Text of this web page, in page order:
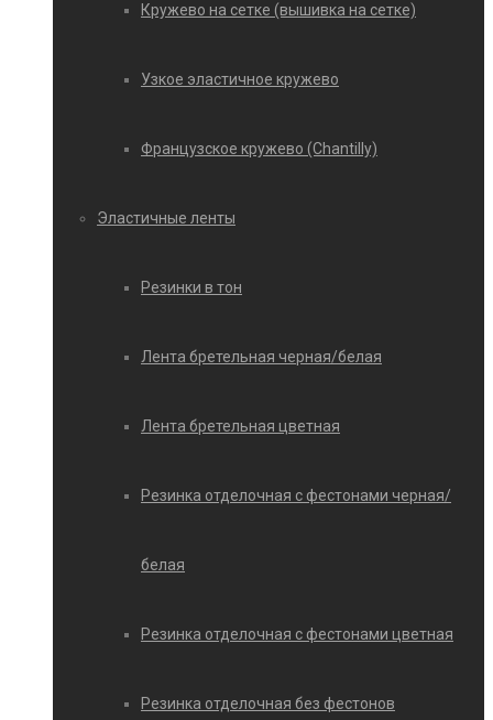
Кружево на сетке (вышивка на сетке)
Узкое эластичное кружево
Французское кружево (Chantilly)
Эластичные ленты
Резинки в тон
Лента бретельная черная/белая
Лента бретельная цветная
Резинка отделочная с фестонами черная/
белая
Резинка отделочная с фестонами цветная
Резинка отделочная без фестонов